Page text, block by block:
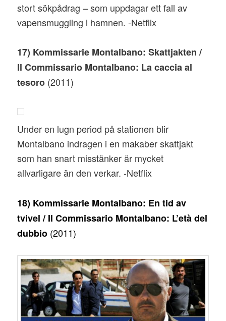
stort sökpådrag – som uppdagar ett fall av
vapensmuggling i hamnen. -Netflix
17) Kommissarie Montalbano: Skattjakten /
Il Commissario Montalbano: La caccia al
tesoro (2011)
Under en lugn period på stationen blir
Montalbano indragen i en makaber skattjakt
som han snart misstänker är mycket
allvarligare än den verkar. -Netflix
18) Kommissarie Montalbano: En tid av
tvivel / Il Commissario Montalbano: L’età del
dubbio (2011)